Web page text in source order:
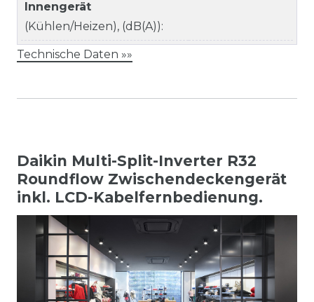
Innengerät
(Kühlen/Heizen), (dB(A)):
Technische Daten »»
Daikin Multi-Split-Inverter R32
Roundflow Zwischendeckengerät
inkl. LCD-Kabelfernbedienung.